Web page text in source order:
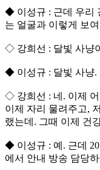
◆ 이성규 : 근데 우리
는 얼굴과 이렇게 보
◇ 강희선 : 달빛 사냥
◆ 이성규 : 달빛 사냥.
◇ 강희선 : 네. 이제 어
이제 자리 물려주고,
랬는데. 그때 이제 건
◆ 이성규 : 예. 근데
에서 안내 방송 담당